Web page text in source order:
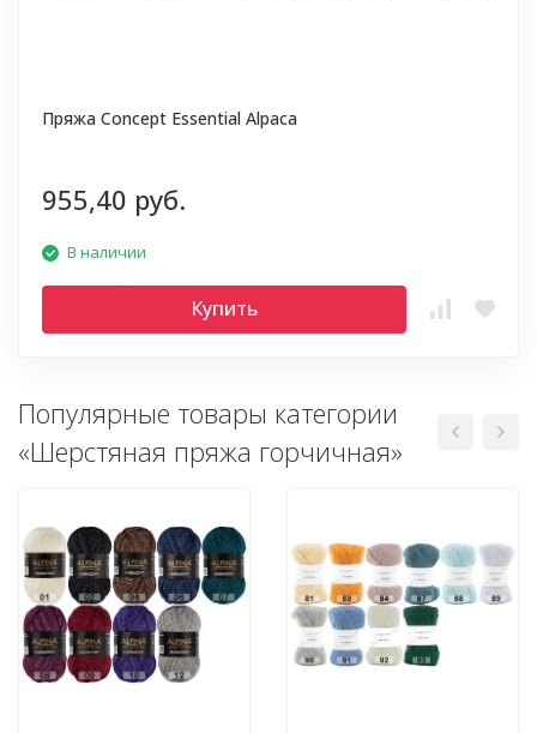
Пряжа Concept Essential Alpaca
955,40 руб.
В наличии
Купить
Популярные товары категории
«Шерстяная пряжа горчичная»